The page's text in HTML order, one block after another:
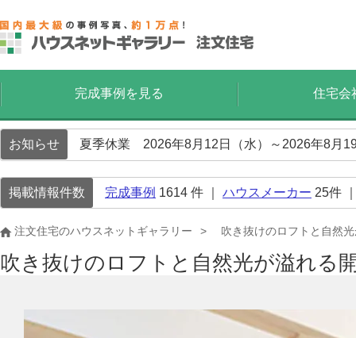
完成事例を見る 住宅会
お知らせ 夏季休業 2026年8月12日（水）～2026年8月
掲載情報件数 完成事例 1614 件 ｜ ハウスメーカー 25件
注文住宅のハウスネットギャラリー 吹き抜けのロフトと自然
吹き抜けのロフトと自然光が溢れる